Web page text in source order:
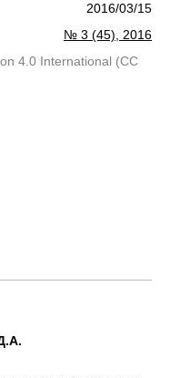
2016/03/15
№ 3 (45), 2016
4.0 International (CC